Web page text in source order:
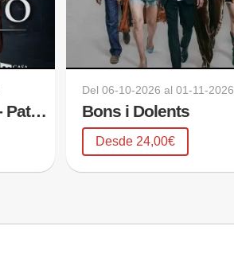
Cyrano de Bergerac - Pata Teatro
Del06-10-2026 al01-11-2026
Bons i Dolents
Desde 24,00€